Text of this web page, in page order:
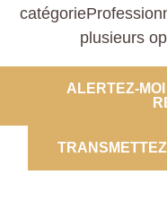
plusieurs
ALERTEZ-